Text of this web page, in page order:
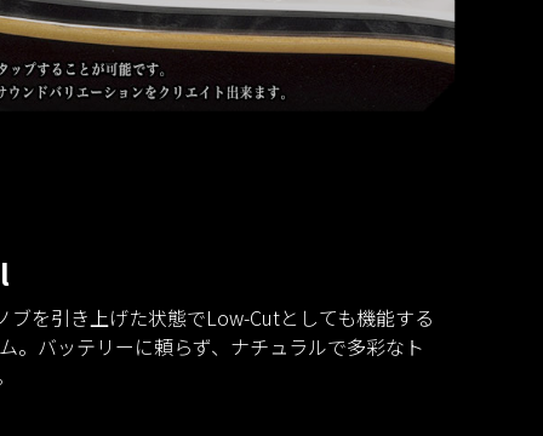
ブを引き上げた状態でLow-Cutとしても機能する
。バッテリーに頼らず、ナチュラルで多彩なト